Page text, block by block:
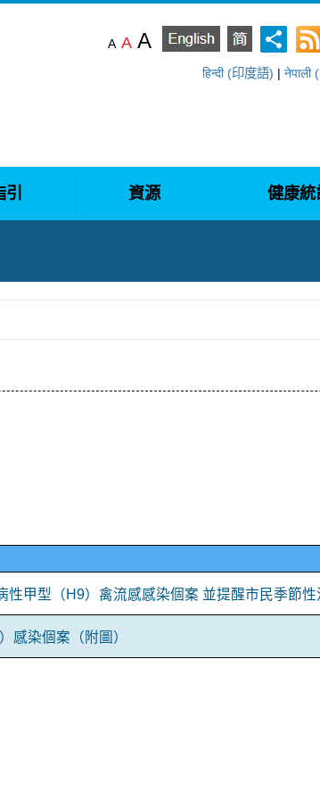
A A A
हिन्दी (印度語) | नेपाली
引 資源 健康統
性甲型（H9）禽流感感染個案 並提醒市民季節
感染個案（附圖）